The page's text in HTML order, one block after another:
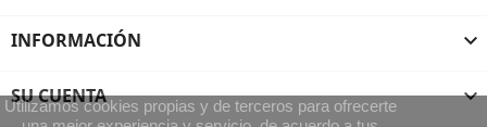
INFORMACIÓN 
SU CUENTA 
Utilizamos cookies propias y de terceros para ofrecerte